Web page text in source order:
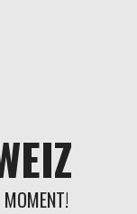
MOMENT!